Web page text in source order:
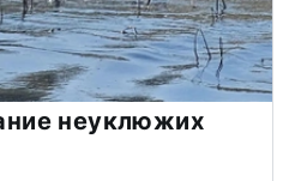
неуклюжих